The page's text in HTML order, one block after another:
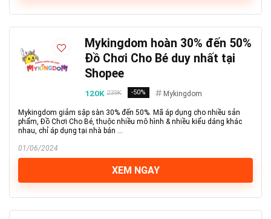
Mykingdom hoàn 30% đến 50%
Đồ Chơi Cho Bé duy nhất tại
Shopee
120K 239K -50% Mykingdom
Mykingdom giảm sập sàn 30% đến 50%. Mã áp dụng cho nhiều sản
phẩm, Đồ Chơi Cho Bé, thuộc nhiều mô hình & nhiều kiểu dáng khác
nhau, chỉ áp dụng tại nhà bán ...
01/06/2024
XEM NGAY